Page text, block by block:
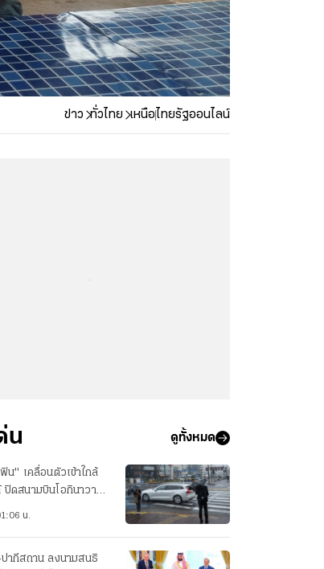
ข่าว ทั่วไทย เหนือไทยรัฐออนไลน์
น ดูทั้งหมด
น" เคลื่อนตัวเข้าใกล้
ดสนามบินโอกินาวา
ชน-เจ็บ 3 ราย
น.
ากีสถาน ลงนามสนธิ